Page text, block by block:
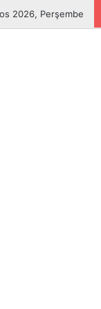
2026, Perşembe